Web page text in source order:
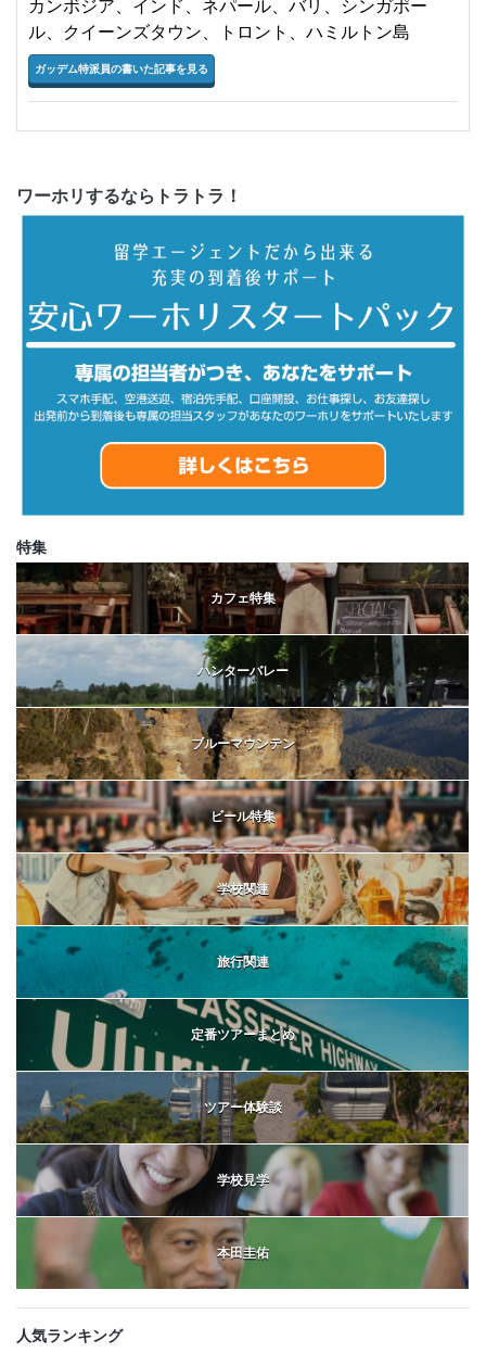
カンボジア、インド、ネパール、バリ、シンガポー
ル、クイーンズタウン、トロント、ハミルトン島
ガッデム特派員の書いた記事を見る
ワーホリするならトラトラ！
特集
カフェ特集
ハンターバレー
ブルーマウンテン
ビール特集
学校関連
旅行関連
定番ツアーまとめ
ツアー体験談
学校見学
本田圭佑
人気ランキング